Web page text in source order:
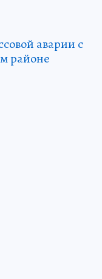
аварии с
районе